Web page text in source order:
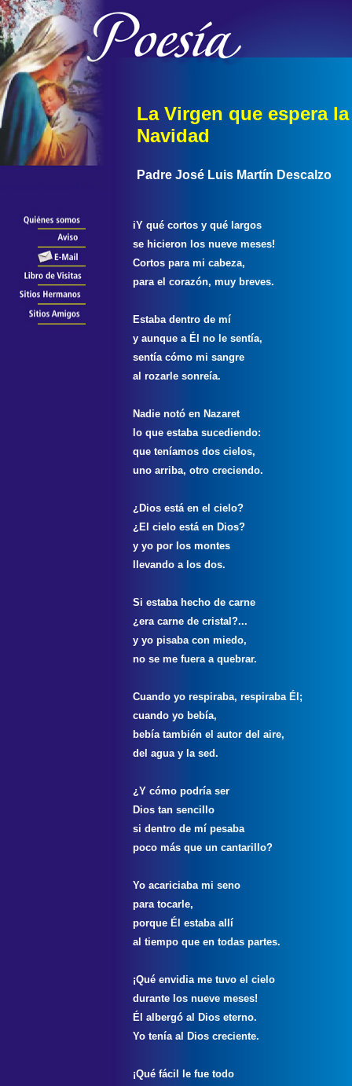
La Virgen que espera la
Navidad
Padre José Luis Martín Descalzo
iY qué cortos y qué largos
se hicieron los nueve meses!
Cortos para mi cabeza,
para el corazón, muy breves.
Estaba dentro de mí
y aunque a Él no le sentía,
sentía cómo mi sangre
al rozarle sonreía.
Nadie notó en Nazaret
lo que estaba sucediendo:
que teníamos dos cielos,
uno arriba, otro creciendo.
¿Dios está en el cielo?
¿El cielo está en Dios?
y yo por los montes
llevando a los dos.
Si estaba hecho de carne
¿era carne de cristal?...
y yo pisaba con miedo,
no se me fuera a quebrar.
Cuando yo respiraba, respiraba Él;
cuando yo bebía,
bebía también el autor del aire,
del agua y la sed.
¿Y cómo podría ser
Dios tan sencillo
si dentro de mí pesaba
poco más que un cantarillo?
Yo acariciaba mi seno
para tocarle,
porque Él estaba allí
al tiempo que en todas partes.
¡Qué envidia me tuvo el cielo
durante los nueve meses!
Él albergó al Dios eterno.
Yo tenía al Dios creciente.
¡Qué fácil le fue todo